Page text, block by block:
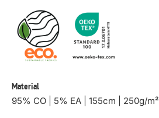
Material
95% CO | 5% EA | 155cm | 250g/m²